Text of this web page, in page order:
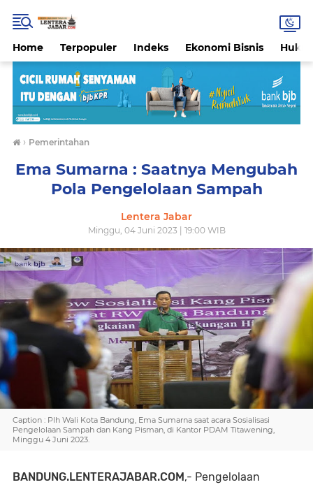
Home Terpopuler Indeks Ekonomi Bisnis
› Pemerintahan
Ema Sumarna : Saatnya Mengubah
Pola Pengelolaan Sampah
Lentera Jabar
Minggu, 04 Juni 2023 | 19:00 WIB
Caption : Plh Wali Kota Bandung, Ema Sumarna saat acara Sosialisasi
Pengelolaan Sampah dan Kang Pisman, di Kantor PDAM Titawening,
Minggu 4 Juni 2023.
BANDUNG.LENTERAJABAR.COM,- Pengelolaan